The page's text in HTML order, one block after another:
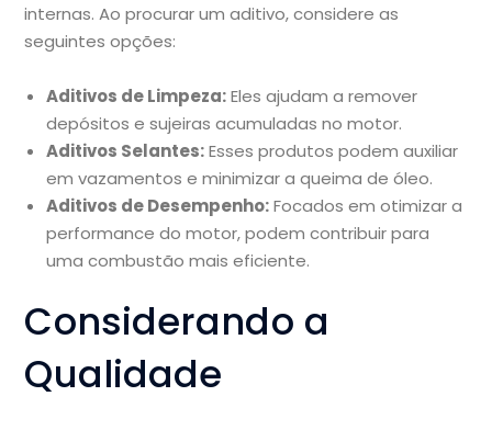
internas. Ao procurar um aditivo, considere as
seguintes opções:
Aditivos de Limpeza:Eles ajudam a remover
depósitos e sujeiras acumuladas no motor.
Aditivos Selantes:Esses produtos podem auxiliar
em vazamentos e minimizar a queima de óleo.
Aditivos de Desempenho:Focados em otimizar a
performance do motor, podem contribuir para
uma combustão mais eficiente.
Considerando a
Qualidade